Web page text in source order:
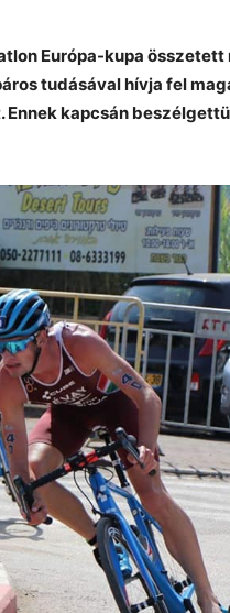
Európa-kupa
tudásával hívja fel
kapcsán